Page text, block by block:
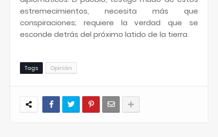
estremecimientos, necesita más que
conspiraciones; requiere la verdad que se
esconde detrás del próximo latido de la tierra.
Tags Opinión